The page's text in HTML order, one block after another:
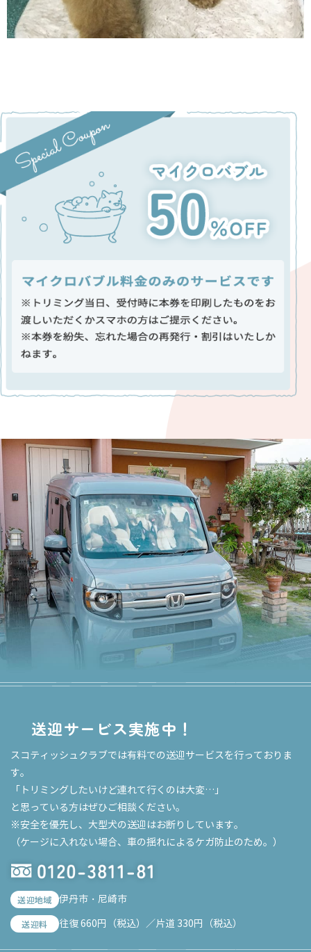
送迎サービス実施中！
スコティッシュクラブでは有料での送迎サービスを行っておりま
す。
「トリミングしたいけど連れて行くのは大変…」
と思っている方はぜひご相談ください。
※安全を優先し、大型犬の送迎はお断りしています。
（ケージに入れない場合、車の揺れによるケガ防止のため。）
送迎地域 伊丹市・尼崎市
送迎料 往復 660円（税込）／片道 330円（税込）